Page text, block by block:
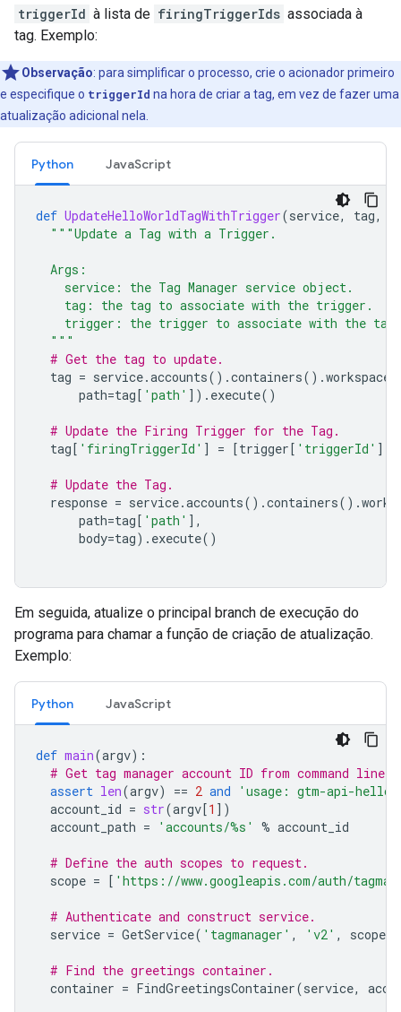
triggerId à lista de firingTriggerIds associada à
tag. Exemplo:
Observação: para simplificar o processo, crie o acionador primeiro
e especifique o triggerId na hora de criar a tag, em vez de fazer uma
atualização adicional nela.
Python JavaScript
def UpdateHelloWorldTagWithTrigger(service, tag,
"""Update a Tag with a Trigger.
  Args:
    service: the Tag Manager service object.
    tag: the tag to associate with the trigger.
    trigger: the trigger to associate with the tag.
  """
# Get the tag to update.
tag = service.accounts() .containers() .workspaces
path=tag[ 'path' ]) . execute()
# Update the Firing Trigger for the Tag.
tag[ 'firingTriggerId' ] = [trigger[ 'triggerId' ]]
# Update the Tag.
response = service.accounts() .containers() .
path=tag[ 'path' ],
body=tag) . execute()
Em seguida, atualize o principal branch de execução do
programa para chamar a função de criação de atualização.
Exemplo:
Python JavaScript
def main(argv):
# Get tag manager account ID from command line.
assert len(argv) == 2 and
'usage: gtm-api-hello-
account_id = str(argv[1 ])
account_path = 'accounts/%s ' % account_id
# Define the auth scopes to request.
scope = [ 'https://www.googleapis.com/auth/
# Authenticate and construct service.
service = GetService( 'tagmanager' , 'v2' , scope
# Find the greetings container.
container = FindGreetingsContainer(service,